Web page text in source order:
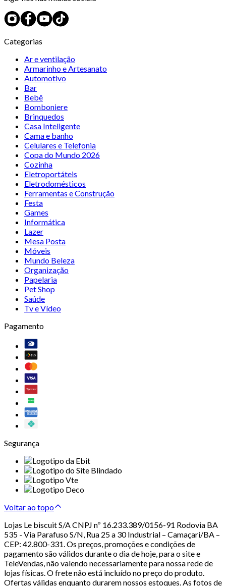
Categorias
Ar e ventilação
Armarinho e Artesanato
Automotivo
Bar
Bebê
Bomboniere
Brinquedos
Casa Inteligente
Cama e banho
Celulares e Telefonia
Copa do Mundo 2026
Cozinha
Eletroportáteis
Eletrodomésticos
Ferramentas e Construção
Festa
Games
Informática
Lazer
Mesa Posta
Móveis
Mundo Beleza
Organização
Papelaria
Pet Shop
Saúde
Tv e Vídeo
Pagamento
Segurança
Voltar ao topo
Lojas Le biscuit S/A CNPJ nº 16.233.389/0156-91 Rodovia BA
535 - Via Parafuso S/N, Rua 25 a 30 Industrial – Camaçari/BA –
CEP: 42.800-331. Os preços, promoções e condições de
pagamento são válidos durante o dia de hoje, para o site e
TeleVendas, não valendo necessariamente para nossa rede de
lojas físicas. O frete não está incluído no preço do produto.
Ofertas válidas enquanto durarem nossos estoques. As fotos de